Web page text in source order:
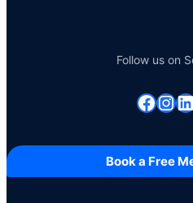
Follow us on
Facebook InstagramLinkedin
Book a Free